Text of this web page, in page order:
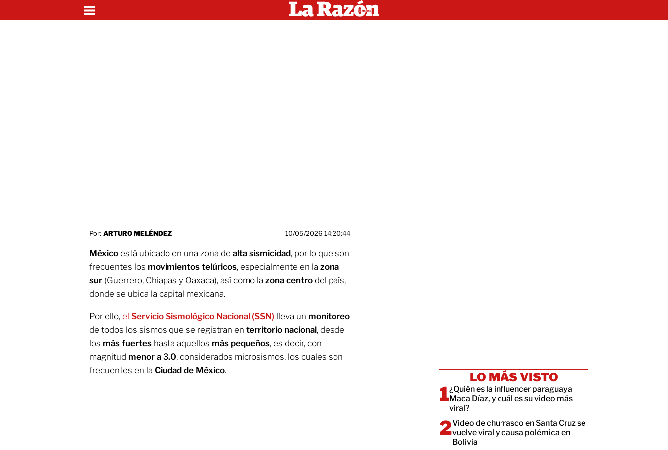
Por: ARTURO MELÉNDEZ 10/05/2026 14:20:44
México está ubicado en una zona de alta sismicidad, por lo que son
frecuentes los movimientos telúricos, especialmente en la zona
sur (Guerrero, Chiapas y Oaxaca), así como la zona centro del país,
donde se ubica la capital mexicana.
Por ello, el Servicio Sismológico Nacional (SSN) lleva un monitoreo
de todos los sismos que se registran en territorio nacional, desde
los más fuertes hasta aquellos más pequeños, es decir, con
magnitud menor a 3.0, considerados microsismos, los cuales son
frecuentes en la Ciudad de México. LO MÁS VISTO
¿Quién es la influencer paraguaya
Maca Díaz, y cuál es su video más
viral?
Video de churrasco en Santa Cruz se
vuelve viral y causa polémica en
Bolivia